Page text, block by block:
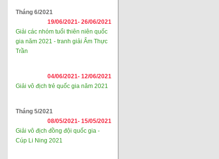
Tháng 6/2021
19/06/2021- 26/06/2021
Giải các nhóm tuổi thiên niên quốc
gia năm 2021 - tranh giải Ẩm Thực
Trần
04/06/2021- 12/06/2021
Giải vô địch trẻ quốc gia năm 2021
Tháng 5/2021
08/05/2021- 15/05/2021
Giải vô địch đồng đội quốc gia -
Cúp Li Ning 2021